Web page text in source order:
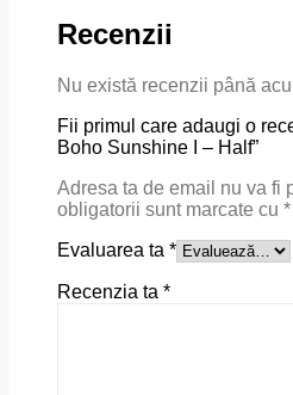
Recenzii
Nu există recenzii până
Fii primul care adaugi o
Boho Sunshine I – Half”
Adresa ta de email nu va fi
obligatorii sunt marcate cu *
Evaluarea ta *
Recenzia ta *